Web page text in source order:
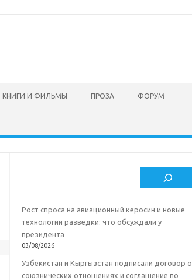
КНИГИ И ФИЛЬМЫ ПРОЗА ФОРУМ
Рост спроса на авиационный керосин и новые
технологии разведки: что обсуждали у
президента
03/08/2026
Узбекистан и Кыргызстан подписали договор о
союзнических отношениях и соглашение по